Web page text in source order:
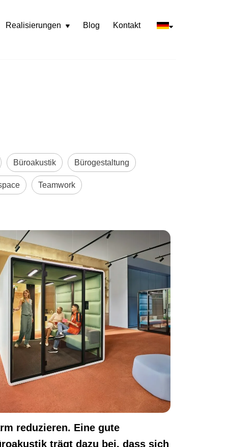
Realisierungen Rozwiń
Blog Kontakt
Büroakustik Bürogestaltung
Teamwork
reduzieren. Eine gute
trägt dazu bei, dass sich